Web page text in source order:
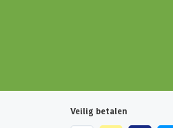
Veilig betalen